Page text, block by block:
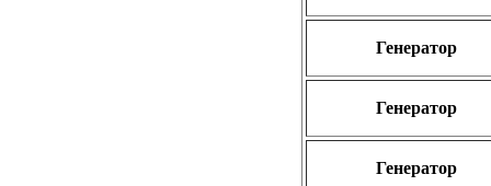
Генератор
Генератор
Генератор